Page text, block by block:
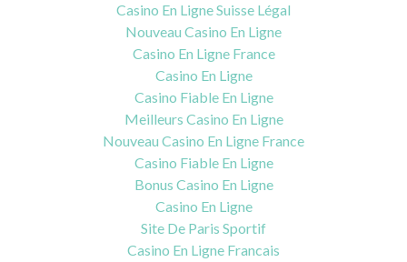
Casino En Ligne Suisse Légal
Nouveau Casino En Ligne
Casino En Ligne France
Casino En Ligne
Casino Fiable En Ligne
Meilleurs Casino En Ligne
Nouveau Casino En Ligne France
Casino Fiable En Ligne
Bonus Casino En Ligne
Casino En Ligne
Site De Paris Sportif
Casino En Ligne Francais